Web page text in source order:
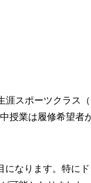
涯スポーツクラス
授業は履修希望者
なります。特にド